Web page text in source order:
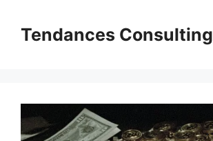
contenuTendances Consulting